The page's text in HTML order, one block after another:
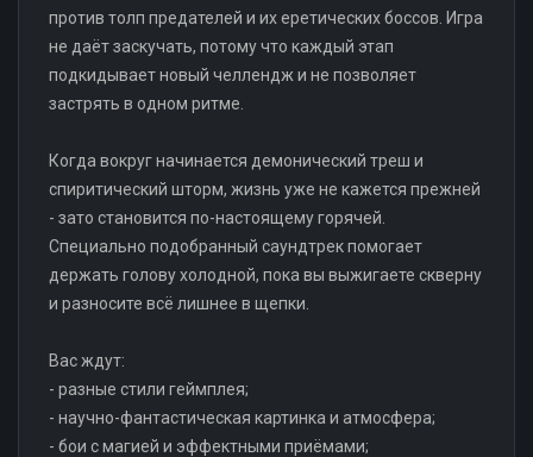
против толп предателей и их еретических боссов. Игра
не даёт заскучать, потому что каждый этап
подкидывает новый челлендж и не позволяет
застрять в одном ритме.
Когда вокруг начинается демонический треш и
спиритический шторм, жизнь уже не кажется прежней
- зато становится по-настоящему горячей.
Специально подобранный саундтрек помогает
держать голову холодной, пока вы выжигаете скверну
и разносите всё лишнее в щепки.
Вас ждут:
- разные стили геймплея;
- научно-фантастическая картинка и атмосфера;
- бои с магией и эффектными приёмами;